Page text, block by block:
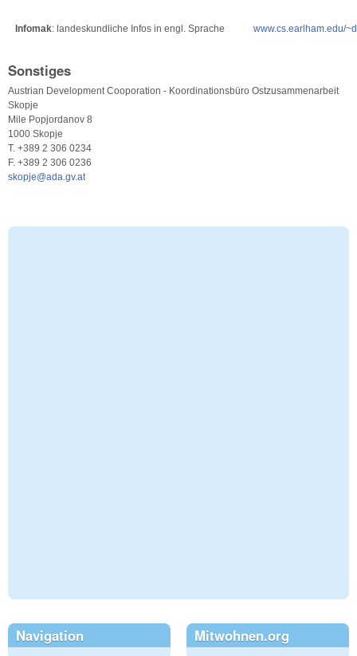
Infomak: landeskundliche Infos in engl. Sprache www.cs.earlham.edu/
Sonstiges
Austrian Development Cooporation - Koordinationsbüro Ostzusammenarbeit
Skopje
Mile Popjordanov 8
1000 Skopje
T. +389 2 306 0234
F. +389 2 306 0236
skopje@ada.gv.at
Navigation Mitwohnen.org